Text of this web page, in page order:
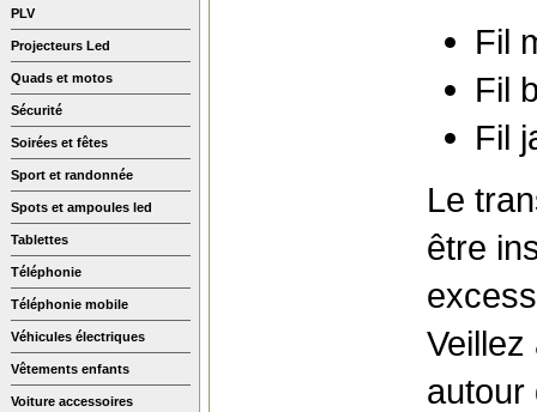
PLV
Projecteurs Led
Quads et motos
Sécurité
Soirées et fêtes
Sport et randonnée
Spots et ampoules led
Tablettes
Téléphonie
Téléphonie mobile
Véhicules électriques
Vêtements enfants
Voiture accessoires
Fil
Fil
Fil
Le
être
autour